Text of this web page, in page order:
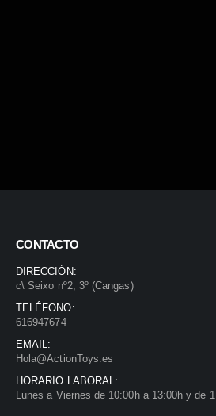
CONTACTO
DIRECCIÓN:
c\ Seixo nº2, 3º (Cangas)
TELÉFONO:
616947674
EMAIL:
Hola@ActionToys.es
HORARIO LABORAL:
Lunes a Viernes de 10:00h a 13:00h y de